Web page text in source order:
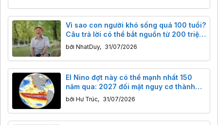
Vì sao con người khó sống quá 100 tuổi?
Câu trả lời có thể bắt nguồn từ 200 triệu
năm trước
bởi NhatDuy, 31/07/2026
El Nino đợt này có thể mạnh nhất 150
năm qua: 2027 đối mặt nguy cơ thành
năm nóng kỷ lục
bởi Hư Trúc, 31/07/2026